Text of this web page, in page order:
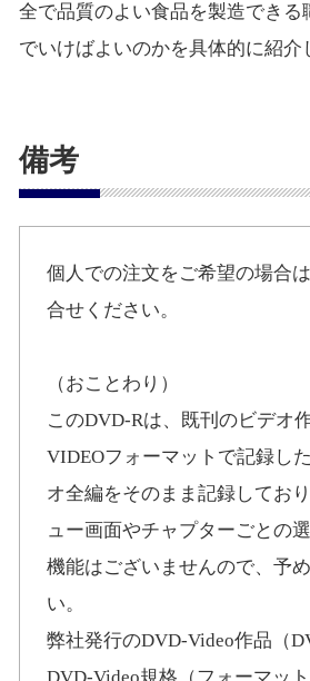
全で品質のよい食品を製造できる
でいけばよいのかを具体的に紹介
備考
個人での注文をご希望の場合は
合せください。
（おことわり）
このDVD-Rは、既刊のビデオ
VIDEOフォーマットで記録し
オ全編をそのまま記録してお
ュー画面やチャプターごとの
機能はございませんので、予
い。
弊社発行のDVD-Video作品（